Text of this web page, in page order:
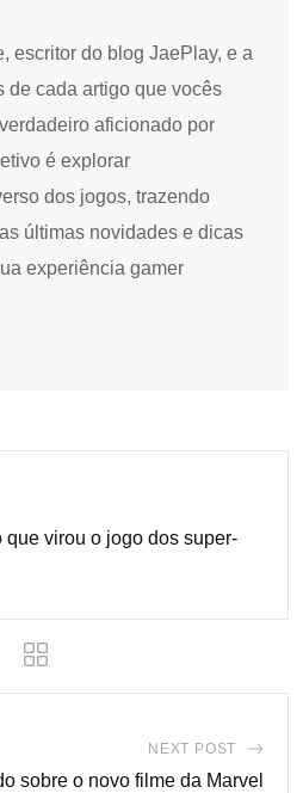
escritor do blog JaePlay, e a
de cada artigo que vocês
aficionado por
é explorar
dos jogos, trazendo
últimas novidades e dicas
experiência gamer
que virou o jogo dos super-
NEXT POST
sobre o novo filme da Marvel